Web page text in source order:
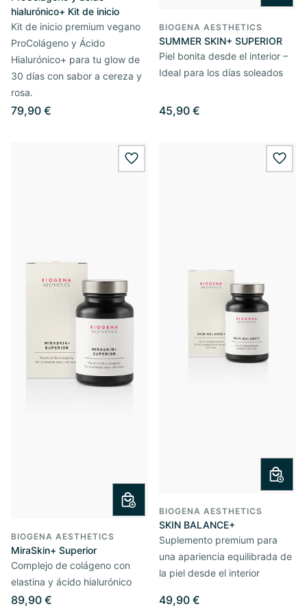
hialurónico+ Kit de inicio
Kit de inicio premium vegano
ProColágeno y Ácido
Hialurónico+ para tu glow de
30 días con sabor a cereza y
rosa.
79,90 €
BIOGENA AESTHETICS
SUMMER SKIN+ SUPERIOR
Piel bonita desde el interior –
Ideal para los días soleados
45,90 €
wishlist.add
BIOGENA AESTHETICS
MiraSkin+ Superior
Complejo de colágeno con
elastina y ácido hialurónico
89,90 €
BIOGENA AESTHETICS
SKIN BALANCE+
Suplemento premium para
una apariencia equilibrada de
la piel desde el interior
49,90 €